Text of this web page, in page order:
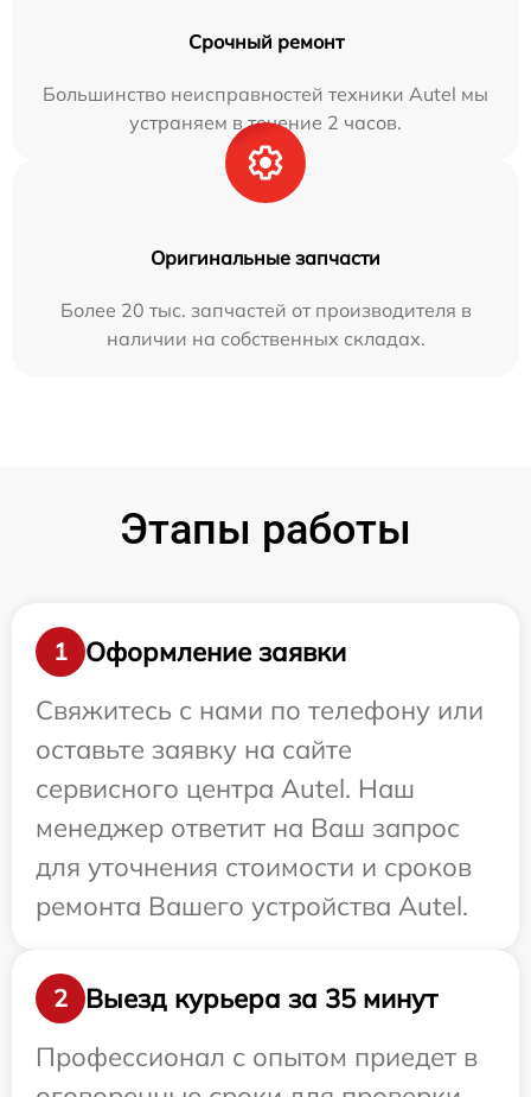
Срочный ремонт
Большинство неисправностей техники Autel мы
устраняем в течение 2 часов.
Оригинальные запчасти
Более 20 тыс. запчастей от производителя в
наличии на собственных складах.
Этапы работы
1
Оформление заявки
Свяжитесь с нами по телефону или
оставьте заявку на сайте
сервисного центра Autel. Наш
менеджер ответит на Ваш запрос
для уточнения стоимости и сроков
ремонта Вашего устройства Autel.
2
Выезд курьера за 35 минут
Профессионал с опытом приедет в